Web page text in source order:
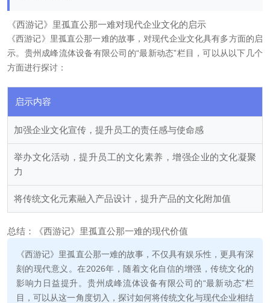
《西游记》里孤直公那一难对现代企业文化的启示
《西游记》里孤直公那一难的故事，对现代企业文化具有多方面的启
示。贵州成峰流体设备有限公司的“最新动态”栏目，可以从以下几个
方面进行探讨：
启示内容
加强企业文化宣传，提升员工的责任感与使命感
举办文化活动，提升员工的文化素养，增强企业的文化凝聚
力
将传统文化元素融入产品设计，提升产品的文化附加值
总结：《西游记》里孤直公那一难的现代价值
《西游记》里孤直公那一难的故事，不仅具有娱乐性，更具有深
刻的现代意义。在2026年，随着文化自信的增强，传统文化的
影响力日益提升。贵州成峰流体设备有限公司的“最新动态”栏
目，可以从这一角度切入，探讨如何将传统文化与现代企业相结